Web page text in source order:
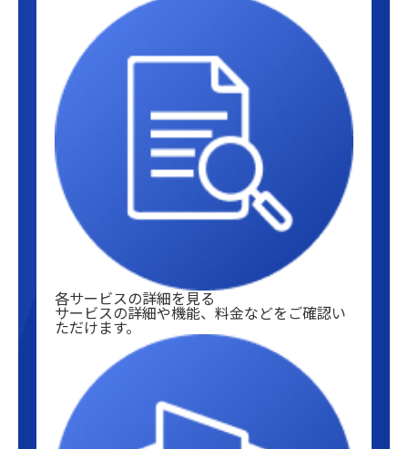
各サービスの詳細を見る
サービスの詳細や機能、料金などをご確認い
ただけます。